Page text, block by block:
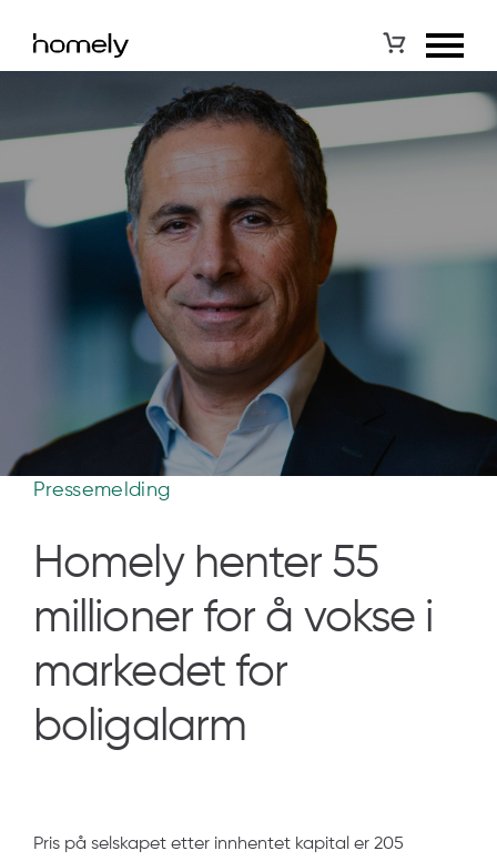
Pressemelding
Homely henter 55
millioner for å vokse i
markedet for
boligalarm
Pris på selskapet etter innhentet kapital er 205